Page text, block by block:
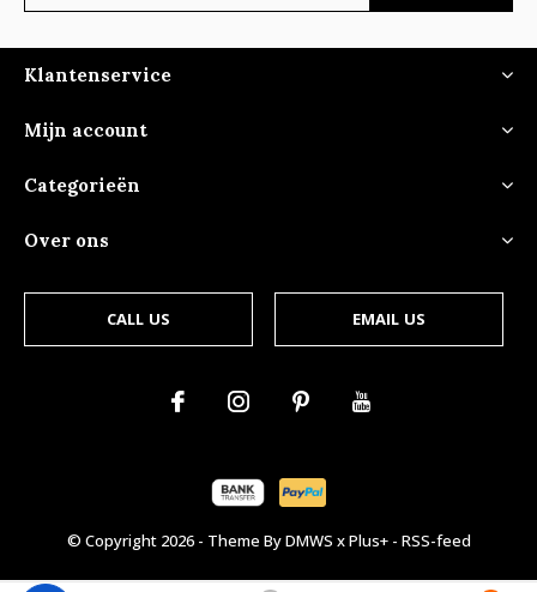
Klantenservice
Mijn account
Categorieën
Over ons
CALL US EMAIL US
© Copyright 2026- Theme ByDMWS xPlus+- RSS-feed